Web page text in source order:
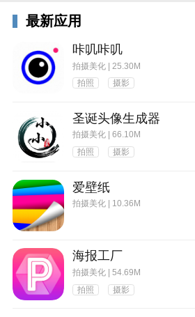
最新应用
咔叽咔叽
拍摄美化 | 25.30M
拍照
摄影
圣诞头像生成器
拍摄美化 | 66.10M
拍照
摄影
爱壁纸
拍摄美化 | 10.36M
海报工厂
拍摄美化 | 54.69M
拍照
摄影